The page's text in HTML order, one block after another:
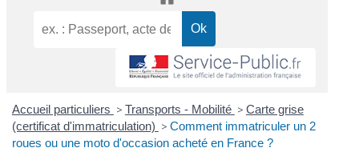
Accueil particuliers > Transports - Mobilité > Carte grise
(certificat d'immatriculation) > Comment immatriculer un 2
roues ou une moto d'occasion acheté en France ?